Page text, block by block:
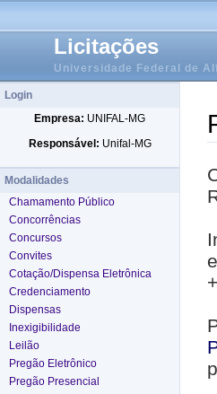
Licitações
Universidade Federal de
Login
Empresa: UNIFAL-MG
Responsável: Unifal-MG
Modalidades
Chamamento Público
Concorrências
Concursos
Convites
Cotação/Dispensa Eletrônica
Credenciamento
Dispensas
Inexigibilidade
Leilão
Pregão Eletrônico
Pregão Presencial